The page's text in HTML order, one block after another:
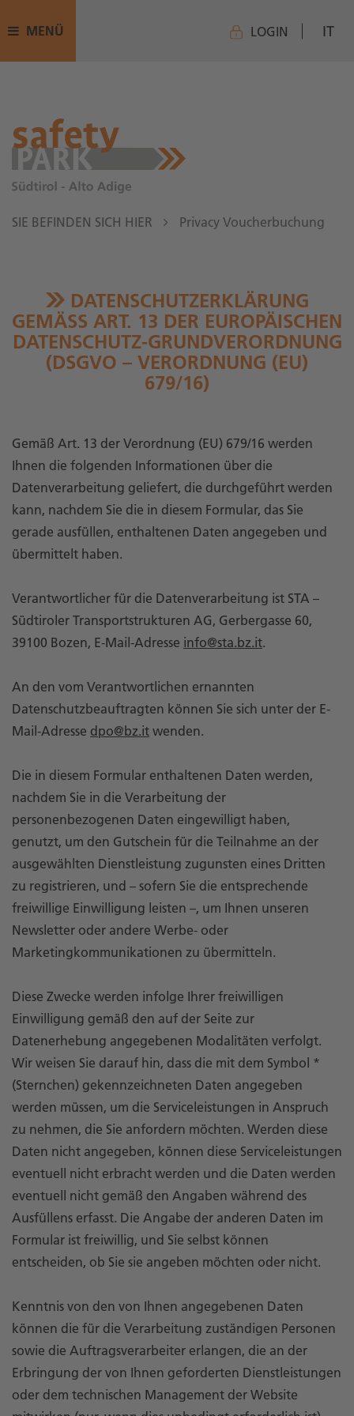
MENÜ LOGIN IT
SIE BEFINDEN SICH HIER Privacy Voucherbuchung
DATENSCHUTZERKLÄRUNG
GEMÄSS ART. 13 DER EUROPÄISCHEN D
ATENSCHUTZ-GRUNDVERORDNUNG (
DSGVO – VERORDNUNG (EU) 6
79/16)
Gemäß Art. 13 der Verordnung (EU) 679/16 werden
Ihnen die folgenden Informationen über die
Datenverarbeitung geliefert, die durchgeführt werden
kann, nachdem Sie die in diesem Formular, das Sie
gerade ausfüllen, enthaltenen Daten angegeben und
übermittelt haben.
Verantwortlicher für die Datenverarbeitung ist STA –
Südtiroler Transportstrukturen AG, Gerbergasse 60,
39100 Bozen, E-Mail-Adresse info@sta.bz.it.
An den vom Verantwortlichen ernannten
Datenschutzbeauftragten können Sie sich unter der E-
Mail-Adresse dpo@bz.itwenden.
Die in diesem Formular enthaltenen Daten werden,
nachdem Sie in die Verarbeitung der
personenbezogenen Daten eingewilligt haben,
genutzt, um den Gutschein für die Teilnahme an der
ausgewählten Dienstleistung zugunsten eines Dritten
zu registrieren, und – sofern Sie die entsprechende
freiwillige Einwilligung leisten –, um Ihnen unseren
Newsletter oder andere Werbe- oder
Marketingkommunikationen zu übermitteln.
Diese Zwecke werden infolge Ihrer freiwilligen
Einwilligung gemäß den auf der Seite zur
Datenerhebung angegebenen Modalitäten verfolgt.
Wir weisen Sie darauf hin, dass die mit dem Symbol *
(Sternchen) gekennzeichneten Daten angegeben
werden müssen, um die Serviceleistungen in Anspruch
zu nehmen, die Sie anfordern möchten. Werden diese
Daten nicht angegeben, können diese Serviceleistungen
eventuell nicht erbracht werden und die Daten werden
eventuell nicht gemäß den Angaben während des
Ausfüllens erfasst. Die Angabe der anderen Daten im
Formular ist freiwillig, und Sie selbst können
entscheiden, ob Sie sie angeben möchten oder nicht.
Kenntnis von den von Ihnen angegebenen Daten
können die für die Verarbeitung zuständigen Personen
sowie die Auftragsverarbeiter erlangen, die an der
Erbringung der von Ihnen geforderten Dienstleistungen
oder dem technischen Management der Website